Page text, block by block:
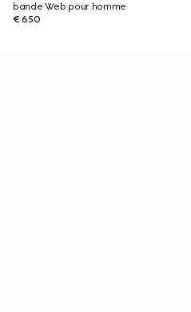
bande Web pour homme
€ 650